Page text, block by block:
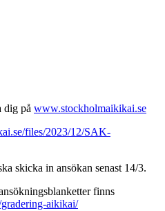
dig på www.stockholmaikikai.se
files/2023/12/SAK-
skicka in ansökan senast 14/3.
finns
aikikai/